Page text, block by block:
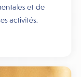
et de
activités.